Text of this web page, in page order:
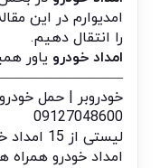
امدیوارم در این
را انتقال دهیم.
امداد خودرو یاور
خودروبر | حمل
09127048600
لیستی از 15 امداد خودرو برتر در استان تهران + قیمت
امداد خودرو